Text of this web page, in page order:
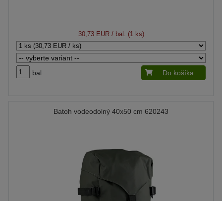
30,73 EUR/ bal. (1 ks)
bal. Do košíka
Batoh vodeodolný 40x50 cm 620243